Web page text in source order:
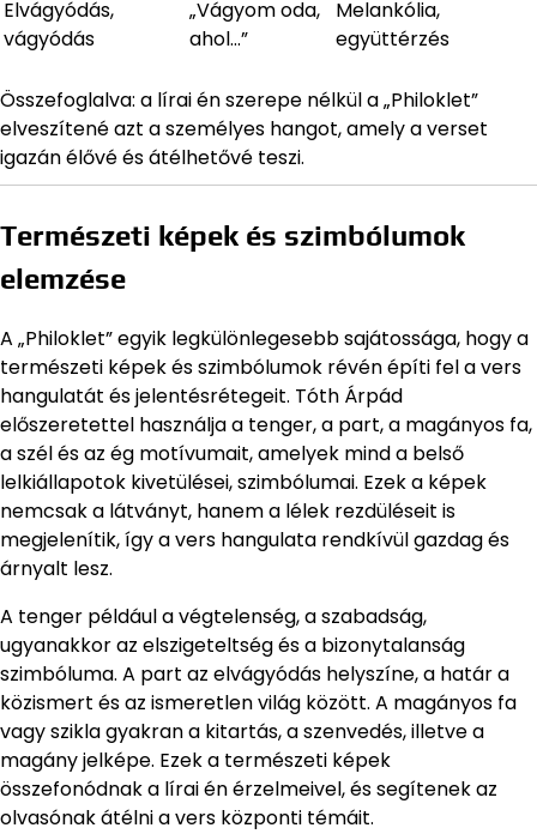
Elvágyódás,
vágyódás
„Vágyom oda,
ahol…”
Melankólia,
együttérzés
Összefoglalva: a lírai én szerepe nélkül a „Philoklet”
elveszítené azt a személyes hangot, amely a verset
igazán élővé és átélhetővé teszi.
Természeti képek és szimbólumok
elemzése
A „Philoklet” egyik legkülönlegesebb sajátossága, hogy a
természeti képek és szimbólumok révén építi fel a vers
hangulatát és jelentésrétegeit. Tóth Árpád
előszeretettel használja a tenger, a part, a magányos fa,
a szél és az ég motívumait, amelyek mind a belső
lelkiállapotok kivetülései, szimbólumai. Ezek a képek
nemcsak a látványt, hanem a lélek rezdüléseit is
megjelenítik, így a vers hangulata rendkívül gazdag és
árnyalt lesz.
A tenger például a végtelenség, a szabadság,
ugyanakkor az elszigeteltség és a bizonytalanság
szimbóluma. A part az elvágyódás helyszíne, a határ a
közismert és az ismeretlen világ között. A magányos fa
vagy szikla gyakran a kitartás, a szenvedés, illetve a
magány jelképe. Ezek a természeti képek
összefonódnak a lírai én érzelmeivel, és segítenek az
olvasónak átélni a vers központi témáit.